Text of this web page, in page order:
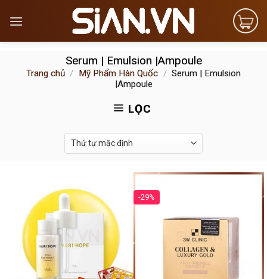
Serum | Emulsion |Ampoule
Trang chủ / Mỹ Phẩm Hàn Quốc / Serum | Emulsion
|Ampoule
LỌC
-29%